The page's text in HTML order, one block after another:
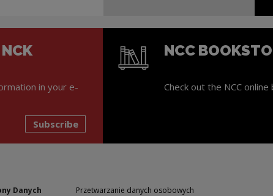
in your e-
Subscribe
NCC
Check out the NCC
Danych
Przetwarzanie danych osobowych